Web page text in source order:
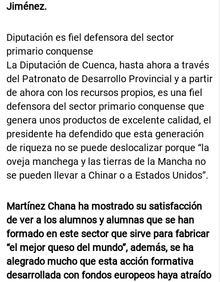
Jiménez.
Diputación es fiel defensora del sector
primario conquense
La Diputación de Cuenca, hasta ahora a través
del Patronato de Desarrollo Provincial y a partir
de ahora con los recursos propios, es una fiel
defensora del sector primario conquense que
genera unos productos de excelente calidad, el
presidente ha defendido que esta generación
de riqueza no se puede deslocalizar porque “la
oveja manchega y las tierras de la Mancha no
se pueden llevar a Chinar o a Estados Unidos”.
Martínez Chana ha mostrado su satisfacción
de ver a los alumnos y alumnas que se han
formado en este sector que sirve para fabricar
“el mejor queso del mundo”, además, se ha
alegrado mucho que esta acción formativa
desarrollada con fondos europeos haya atraído